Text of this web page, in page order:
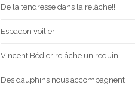
De la tendresse dans la relâche!!
Espadon voilier
Vincent Bédier relâche un requin
Des dauphins nous accompagnent